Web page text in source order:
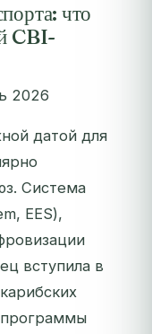
что
CBI-
2026
датой для
Система
EES),
вступила в
программы